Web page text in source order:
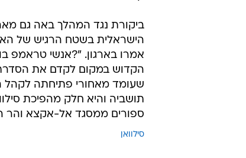
ביקורת נגד המהלך באה גם
אמרו בארגון. "?אנשי טראמפ
הקדוש במקום לקדם את
שעומד מאחורי פתיחתה לקהל
תושביה והיא חלק מהפיכת
ספורים ממסגד אל-אקצא והר
סילוואן